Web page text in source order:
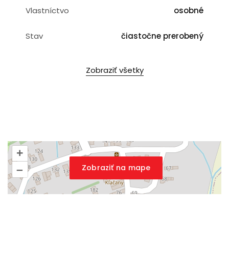
Vlastníctvo osobné
Stav čiastočne prerobený
Zobraziť všetky
Zobraziť na mape
+
–